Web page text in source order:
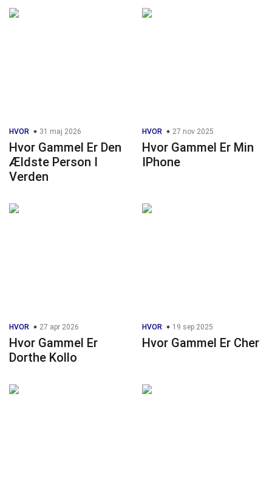
HVOR 31 maj 2026
Hvor Gammel Er Den
Ældste Person I
Verden
HVOR 27 nov 2025
Hvor Gammel Er Min
IPhone
HVOR 27 apr 2026
Hvor Gammel Er
Dorthe Kollo
HVOR 19 sep 2025
Hvor Gammel Er Cher